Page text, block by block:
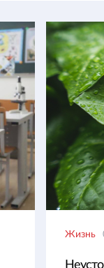
Жизнь